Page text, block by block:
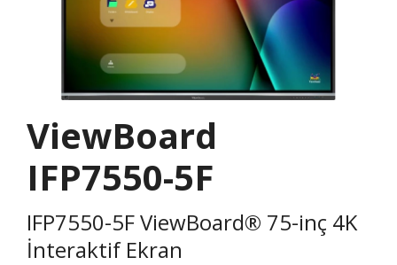
ViewBoard
IFP7550-5F
IFP7550-5F ViewBoard® 75-inç 4K
İnteraktif Ekran